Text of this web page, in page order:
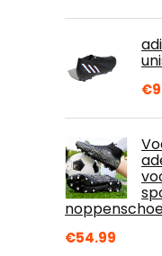
€
€54.99